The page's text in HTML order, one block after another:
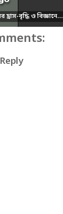
বৃদ্ধি ও বিজ্ঞানে...